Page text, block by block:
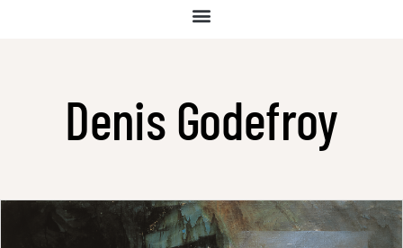
Denis Godefroy